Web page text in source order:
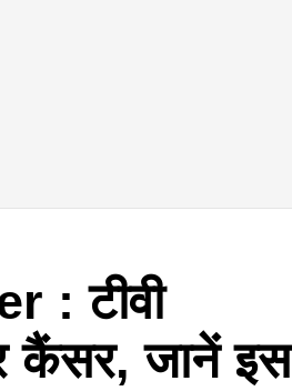
: टीवी
कैंसर, जानें इस